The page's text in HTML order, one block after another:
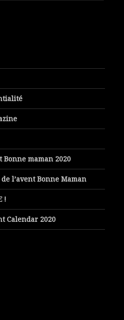
Bonne maman 2020
l’avent Bonne Maman
!
Calendar 2020